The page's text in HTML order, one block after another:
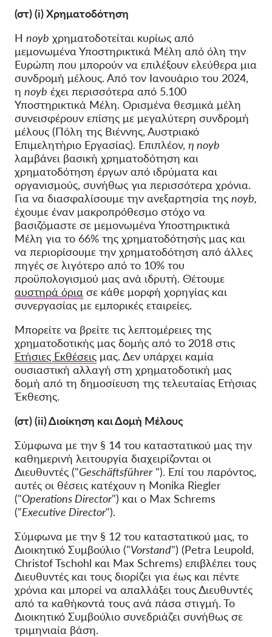
(στ) (i) Χρηματοδότηση
H noyb χρηματοδοτείται κυρίως από
μεμονωμένα Υποστηρικτικά Μέλη από όλη την
Ευρώπη που μπορούν να επιλέξουν ελεύθερα μια
συνδρομή μέλους. Από τον Ιανουάριο του 2024,
η noyb έχει περισσότερα από 5.100
Υποστηρικτικά Μέλη. Ορισμένα θεσμικά μέλη
συνεισφέρουν επίσης με μεγαλύτερη συνδρομή
μέλους (Πόλη της Βιέννης, Αυστριακό
Επιμελητήριο Εργασίας). Επιπλέον, η noyb
λαμβάνει βασική χρηματοδότηση και
χρηματοδότηση έργων από ιδρύματα και
οργανισμούς, συνήθως για περισσότερα χρόνια.
Για να διασφαλίσουμε την ανεξαρτησία της noyb,
έχουμε έναν μακροπρόθεσμο στόχο να
βασιζόμαστε σε μεμονωμένα Υποστηρικτικά
Μέλη για το 66% της χρηματοδότησής μας και
να περιορίσουμε την χρηματοδότηση από άλλες
πηγές σε λιγότερο από το 10% του
προϋπολογισμού μας ανά ιδρυτή. Θέτουμε
αυστηρά όρια σε κάθε μορφή χορηγίας και
συνεργασίας με εμπορικές εταιρείες.
Μπορείτε να βρείτε τις λεπτομέρειες της
χρηματοδοτικής μας δομής από το 2018 στις
Ετήσιες Εκθέσεις μας. Δεν υπάρχει καμία
ουσιαστική αλλαγή στη χρηματοδοτική μας
δομή από τη δημοσίευση της τελευταίας Ετήσιας
Έκθεσης.
(στ) (ii) Διοίκηση και Δομή Μέλους
Σύμφωνα με την § 14 του καταστατικού μας την
καθημερινή λειτουργία διαχειρίζονται οι
Διευθυντές ("Geschäftsführer"). Επί του παρόντος,
αυτές οι θέσεις κατέχουν η Monika Riegler
("Operations Director") και ο Max Schrems
("Executive Director").
Σύμφωνα με την § 12 του καταστατικού μας, το
Διοικητικό Συμβούλιο ("Vorstand") (Petra Leupold,
Christof Tschohl και Max Schrems) επιβλέπει τους
Διευθυντές και τους διορίζει για έως και πέντε
χρόνια και μπορεί να απαλλάξει τους Διευθυντές
από τα καθήκοντά τους ανά πάσα στιγμή. Το
Διοικητικό Συμβούλιο συνεδριάζει συνήθως σε
τριμηνιαία βάση.